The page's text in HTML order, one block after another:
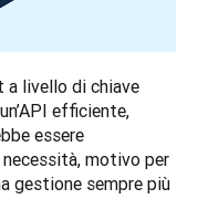
a livello di chiave
efficiente,
essere
motivo per
gestione sempre più